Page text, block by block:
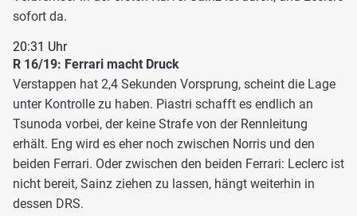
sofort da.
20:31 Uhr
R 16/19: Ferrari macht Druck
Verstappen hat 2,4 Sekunden Vorsprung, scheint die Lage
unter Kontrolle zu haben. Piastri schafft es endlich an
Tsunoda vorbei, der keine Strafe von der Rennleitung
erhält. Eng wird es eher noch zwischen Norris und den
beiden Ferrari. Oder zwischen den beiden Ferrari: Leclerc ist
nicht bereit, Sainz ziehen zu lassen, hängt weiterhin in
dessen DRS.